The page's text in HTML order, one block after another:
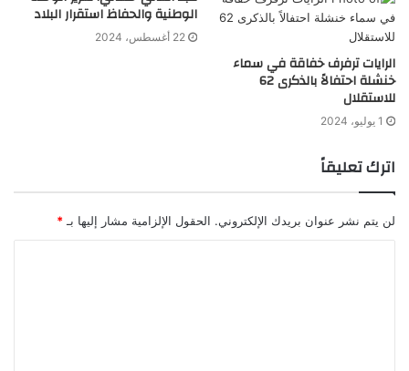
الرايات ترفرف خفاقة في سماء
خنشلة احتفالاً بالذكرى 62
للاستقلال
1 يوليو، 2024
الوطنية والحفاظ استقرار البلاد
22 أغسطس، 2024
اترك تعليقاً
لن يتم نشر عنوان بريدك الإلكتروني. الحقول الإلزامية مشار إليها بـ *